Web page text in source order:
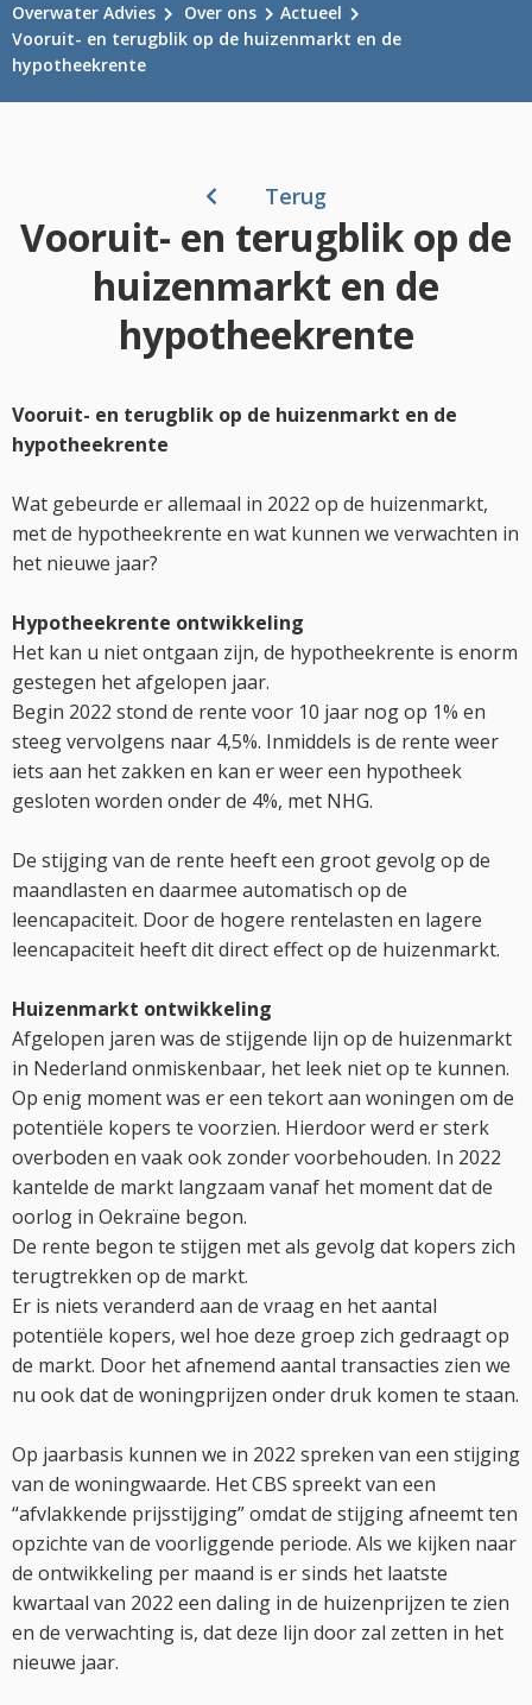
Overwater Advies Over ons
Actueel
Vooruit- en terugblik op de huizenmarkt en de
hypotheekrente
Terug
Vooruit- en terugblik op de
huizenmarkt en de
hypotheekrente
Vooruit- en terugblik op de huizenmarkt en de
hypotheekrente
Wat gebeurde er allemaal in 2022 op de huizenmarkt,
met de hypotheekrente en wat kunnen we verwachten in
het nieuwe jaar?
Hypotheekrente ontwikkeling
Het kan u niet ontgaan zijn, de hypotheekrente is enorm
gestegen het afgelopen jaar.
Begin 2022 stond de rente voor 10 jaar nog op 1% en
steeg vervolgens naar 4,5%. Inmiddels is de rente weer
iets aan het zakken en kan er weer een hypotheek
gesloten worden onder de 4%, met NHG.
De stijging van de rente heeft een groot gevolg op de
maandlasten en daarmee automatisch op de
leencapaciteit. Door de hogere rentelasten en lagere
leencapaciteit heeft dit direct effect op de huizenmarkt.
Huizenmarkt ontwikkeling
Afgelopen jaren was de stijgende lijn op de huizenmarkt
in Nederland onmiskenbaar, het leek niet op te kunnen.
Op enig moment was er een tekort aan woningen om de
potentiële kopers te voorzien. Hierdoor werd er sterk
overboden en vaak ook zonder voorbehouden. In 2022
kantelde de markt langzaam vanaf het moment dat de
oorlog in Oekraïne begon.
De rente begon te stijgen met als gevolg dat kopers zich
terugtrekken op de markt.
Er is niets veranderd aan de vraag en het aantal
potentiële kopers, wel hoe deze groep zich gedraagt op
de markt. Door het afnemend aantal transacties zien we
nu ook dat de woningprijzen onder druk komen te staan.
Op jaarbasis kunnen we in 2022 spreken van een stijging
van de woningwaarde. Het CBS spreekt van een
“afvlakkende prijsstijging” omdat de stijging afneemt ten
opzichte van de voorliggende periode. Als we kijken naar
de ontwikkeling per maand is er sinds het laatste
kwartaal van 2022 een daling in de huizenprijzen te zien
en de verwachting is, dat deze lijn door zal zetten in het
nieuwe jaar.